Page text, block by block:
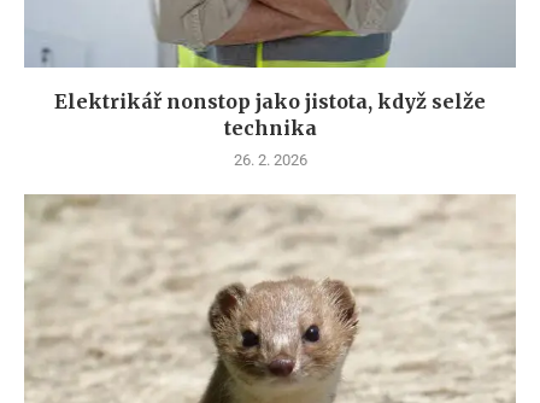
Elektrikář nonstop jako jistota, když selže
technika
26. 2. 2026